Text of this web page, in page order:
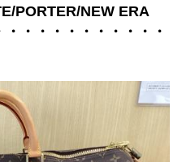
PORTER/NEW ERA
・・・・・・・・・・